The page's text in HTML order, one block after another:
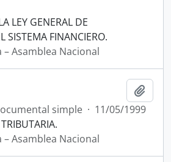
LEY GENERAL DE
SISTEMA FINANCIERO.
Asamblea Nacional
simple · 11/05/1999
Asamblea Nacional